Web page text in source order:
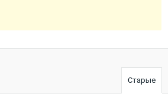
Старые